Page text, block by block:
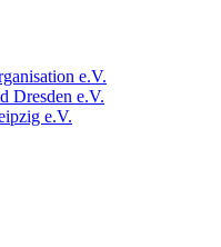
e.V.
Dresden e.V.
e.V.